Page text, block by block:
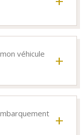
véhicule